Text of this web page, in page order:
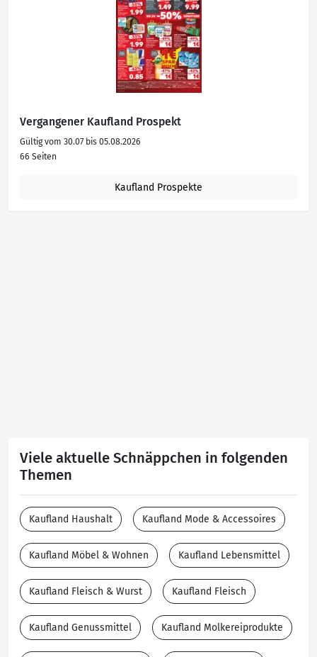
Vergangener Kaufland Prospekt
Gültig vom 30.07 bis 05.08.2026
66 Seiten
Kaufland Prospekte
Viele aktuelle Schnäppchen in folgenden
Themen
Kaufland Haushalt Kaufland Mode & Accessoires
Kaufland Möbel & Wohnen Kaufland Lebensmittel
Kaufland Fleisch & Wurst Kaufland Fleisch
Kaufland Genussmittel Kaufland Molkereiprodukte